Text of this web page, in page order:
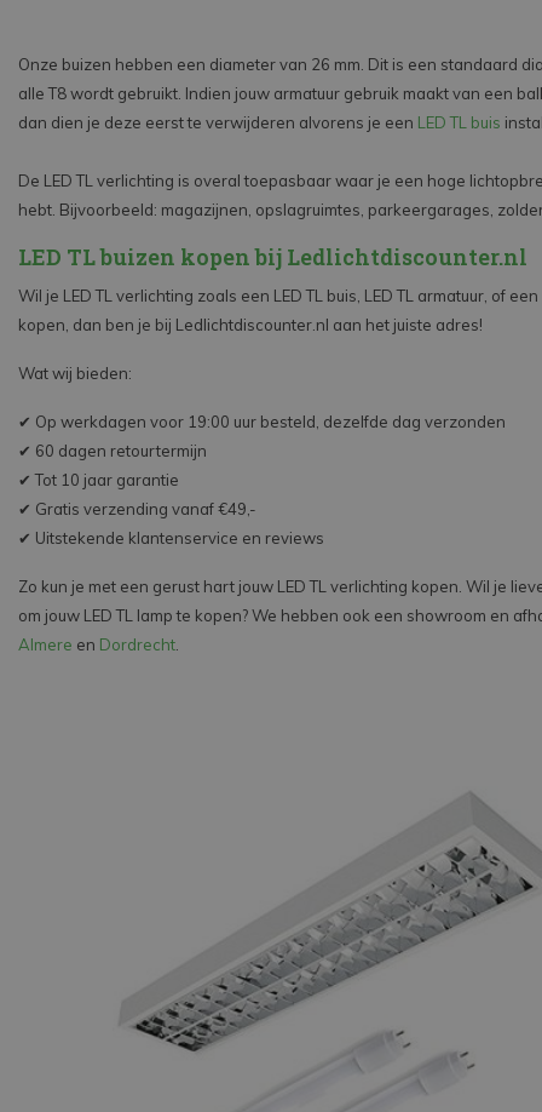
Onze buizen hebben een diameter van 26 mm. Dit is een standaard
alle T8 wordt gebruikt. Indien jouw armatuur gebruik maakt van een
dan dien je deze eerst te verwijderen alvorens je een LED TL buis
De LED TL verlichting is overal toepasbaar waar je een hoge
hebt. Bijvoorbeeld: magazijnen, opslagruimtes, parkeergarages,
LED TL buizen kopen bij Ledlichtdiscounter.nl
Wil je LED TL verlichting zoals een LED TL buis, LED TL armatuur, of een
kopen, dan ben je bij Ledlichtdiscounter.nl aan het juiste adres!
Wat wij bieden:
✔ Op werkdagen voor 19:00 uur besteld, dezelfde dag verzonden
✔ 60 dagen retourtermijn
✔ Tot 10 jaar garantie
✔ Gratis verzending vanaf €49,-
✔ Uitstekende klantenservice en reviews
Zo kun je met een gerust hart jouw LED TL verlichting kopen. Wil je
om jouw LED TL lamp te kopen? We hebben ook een showroom en
Almere en Dordrecht